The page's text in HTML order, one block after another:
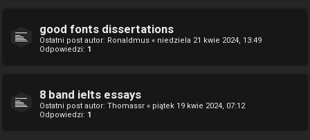
good fonts dissertations
Ostatni post autor: Ronaldmus « niedziela 21 kwie 2024, 13:49
Odpowiedzi: 1
8 band ielts essays
Ostatni post autor: Thomassr « piątek 19 kwie 2024, 07:12
Odpowiedzi: 1